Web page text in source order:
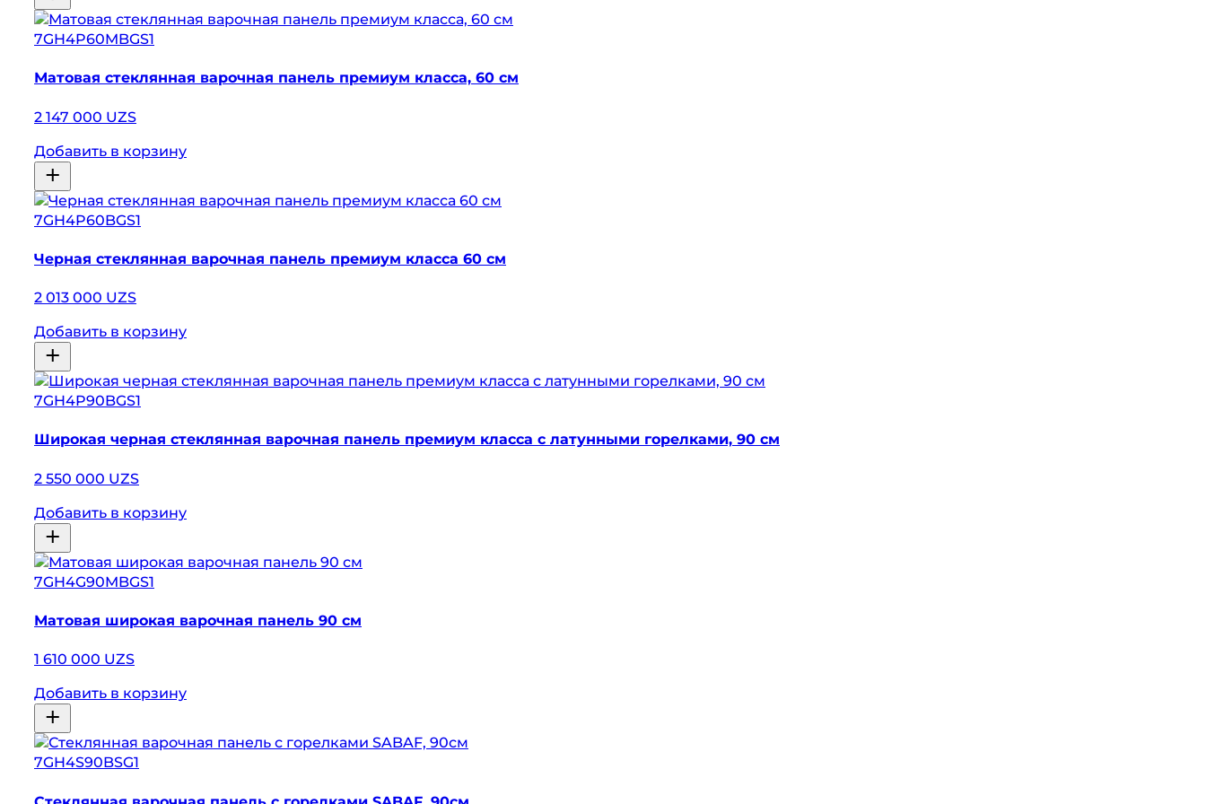
7GH4P60MBGS1
Матовая стеклянная варочная панель премиум класса, 60 см
2 147 000 UZS
Добавить в корзину
7GH4P60BGS1
Черная стеклянная варочная панель премиум класса 60 см
2 013 000 UZS
Добавить в корзину
7GH4P90BGS1
Широкая черная стеклянная варочная панель премиум класса с латунными горелками, 90 см
2 550 000 UZS
Добавить в корзину
7GH4G90MBGS1
Матовая широкая варочная панель 90 см
1 610 000 UZS
Добавить в корзину
7GH4S90BSG1